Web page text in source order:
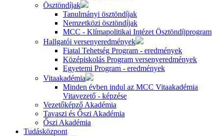
Ösztöndíjak
Tanulmányi ösztöndíjak
Nemzetközi ösztöndíjak
MCC - Klímapolitikai Intézet Ösztöndíjprogram
Hallgatói versenyeredmények
Fiatal Tehetség Program - eredmények
Középiskolás Program versenyeredmények
Egyetemi Program - eredmények
Vitaakadémia
Minden évben indul az MCC Vitaakadémia
Vitavezető - képzése
Vezetőképző Akadémia
Tavaszi és Őszi Akadémia
Őszi Akadémia
Tudásközpont